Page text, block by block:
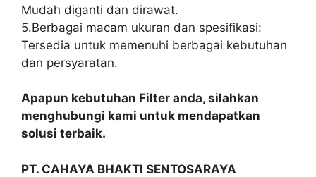
Mudah diganti dan dirawat.
5.Berbagai macam ukuran dan spesifikasi:
Tersedia untuk memenuhi berbagai kebutuhan
dan persyaratan.
Apapun kebutuhan Filter anda, silahkan
menghubungi kami untuk mendapatkan
solusi terbaik.
PT. CAHAYA BHAKTI SENTOSARAYA